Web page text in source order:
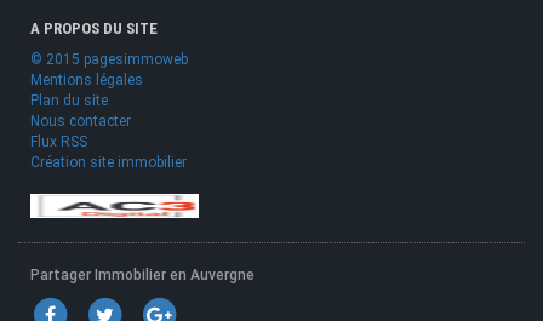
A PROPOS DU SITE
© 2015 pagesimmoweb
Mentions légales
Plan du site
Nous contacter
Flux RSS
Création site immobilier
Partager Immobilier en Auvergne